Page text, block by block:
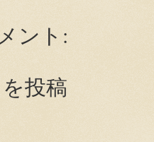
ント:
投稿